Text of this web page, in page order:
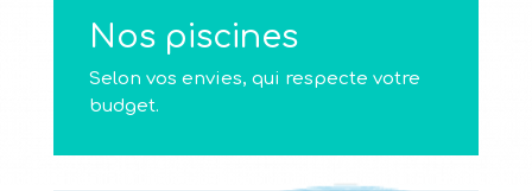
Nos piscines
Selon vos envies, qui respecte votre
budget.